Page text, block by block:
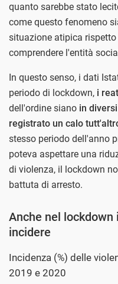
quanto sarebbe stato
come questo fenomeno
situazione atipica
comprendere l'entità
In questo senso, i dati
periodo di lockdown, i
dell'ordine siano in
registrato un calo
stesso periodo dell'anno
poteva aspettare una
di violenza, il lockdown
battuta di arresto.
Anche nel
incidere
Incidenza (%) delle
2019 e 2020